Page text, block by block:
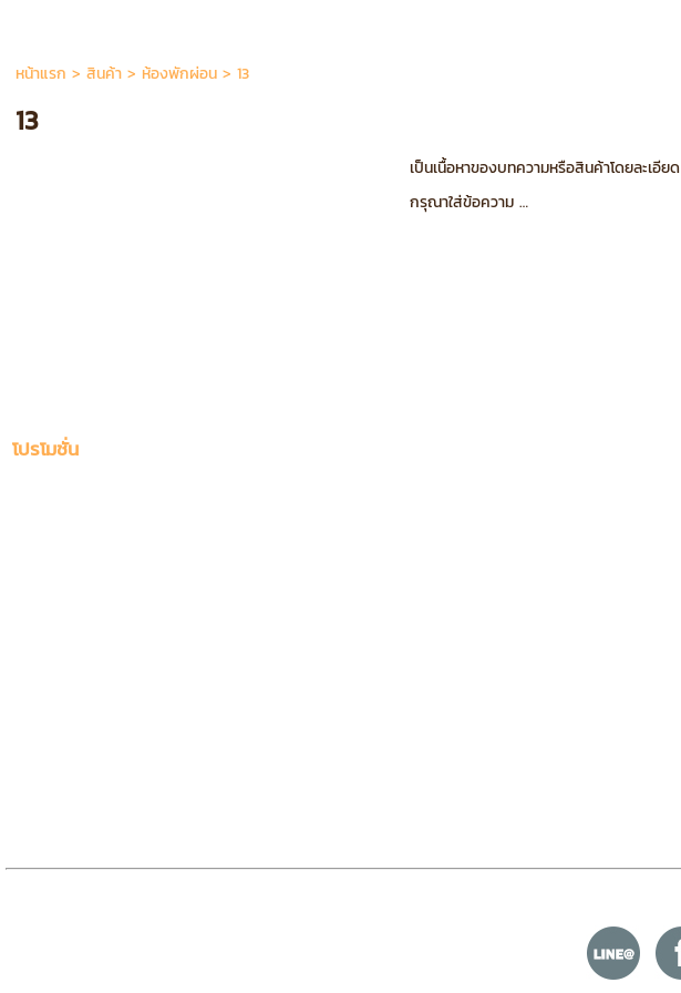
หน้าแรก > สินค้า> ห้องพักผ่อน> 13
13
เป็นเนื้อหาของบทความหรือสินค้าโดยละเอียด
กรุณาใส่ข้อความ …
โปรโมชั่น